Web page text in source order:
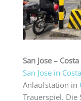
San Jose – Costa
San Jose in
Anlaufstation in
Trauerspiel.